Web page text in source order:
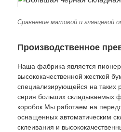
Сравнение матовой и глянцевой
Производственное
Наша фабрика является
высококачественной жесткой
специализирующейся на таких
серия больших складываемых
коробок.Мы работаем на
оснащенных автоматическим
склеивания и